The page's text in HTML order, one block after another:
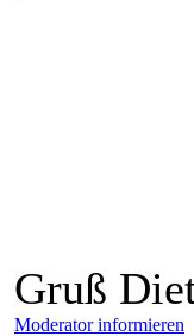
Gruß
Moderator informieren